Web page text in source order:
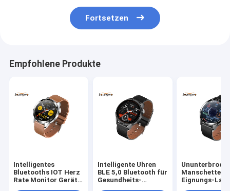
Fortsetzen
Empfohlene Produkte
Intelligentes
Bluetooths IOT Herz
Rate Monitor Gerät-
Intelligente Uhren
BLE 5,0 Bluetooth für
Gesundheits-
Manschetten-
Eignungs-